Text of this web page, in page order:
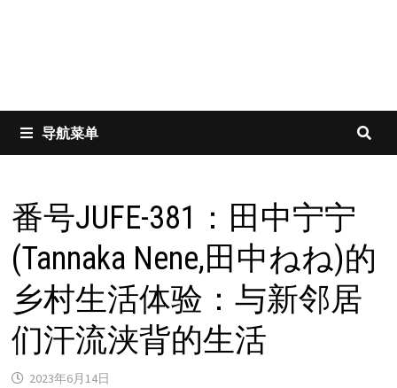
导航菜单
番号JUFE-381：田中宁宁
(Tannaka Nene,田中ねね)的
乡村生活体验：与新邻居
们汗流浃背的生活
2023年6月14日